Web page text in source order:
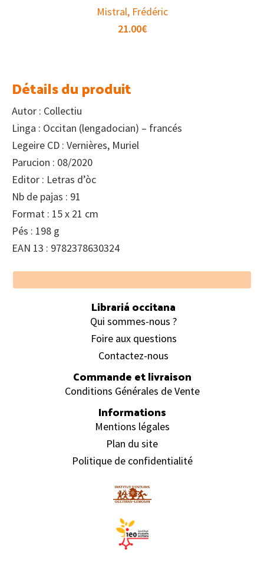
Mistral, Frédéric
21.00€
Détails du produit
Autor : Collectiu
Linga : Occitan (lengadocian) – francés
Legeire CD : Vernières, Muriel
Parucion : 08/2020
Editor : Letras d’òc
Nb de pajas : 91
Format : 15 x 21 cm
Pés : 198 g
EAN 13 : 9782378630324
Footer
Librariá occitana
Qui sommes-nous ?
Foire aux questions
Contactez-nous
Commande et livraison
Conditions Générales de Vente
Informations
Mentions légales
Plan du site
Politique de confidentialité